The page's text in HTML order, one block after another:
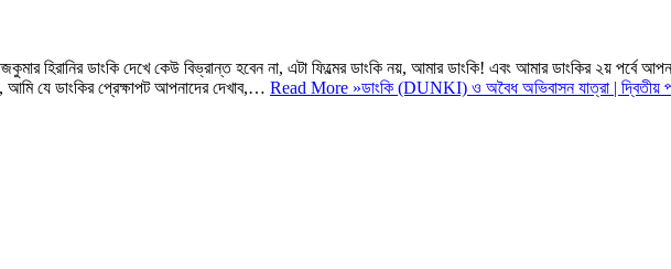
হিরানির ডাংকি দেখে কেউ বিভ্রান্ত হবেন না, এটা ফিল্মের ডাংকি নয়, আমার ডাংকি! এবং আমার ডাংকির ২য় পর্বে
যে ডাংকির প্রেক্ষাপট আপনাদের দেখাব,… Read More »ডাংকি (DUNKI) ও অবৈধ অভিবাসন যাত্রা | দ্বিতীয়